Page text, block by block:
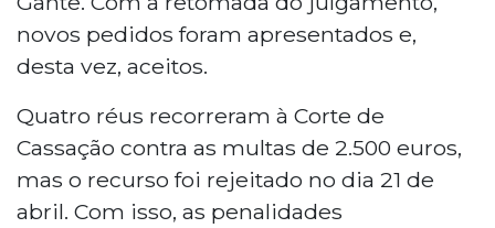
novos pedidos foram apresentados e,
desta vez, aceitos.
Quatro réus recorreram à Corte de
Cassação contra as multas de 2.500 euros,
mas o recurso foi rejeitado no dia 21 de
abril. Com isso, as penalidades